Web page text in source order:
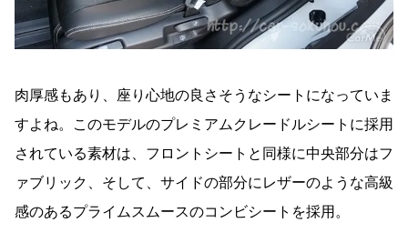
肉厚感もあり、座り心地の良さそうなシートになっていま
すよね。このモデルのプレミアムクレードルシートに採用
されている素材は、フロントシートと同様に中央部分はフ
ァブリック、そして、サイドの部分にレザーのような高級
感のあるプライムスムースのコンビシートを採用。